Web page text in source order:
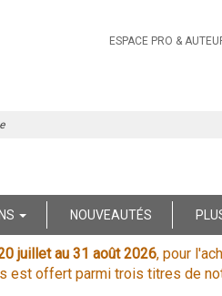
ESPACE PRO &
NOUVEAUTÉS
juillet au 31 août 2026, pour
est offert parmi trois titres de